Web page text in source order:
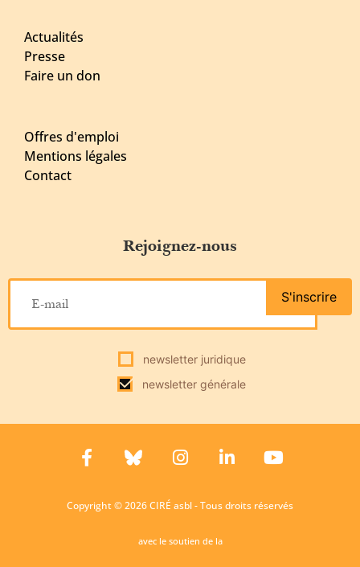
Actualités
Presse
Faire un don
Offres d'emploi
Mentions légales
Contact
Rejoignez-nous
newsletter juridique
newsletter générale
S'inscrire
Copyright © 2026 CIRÉ asbl - Tous droits réservés
avec le soutien de la